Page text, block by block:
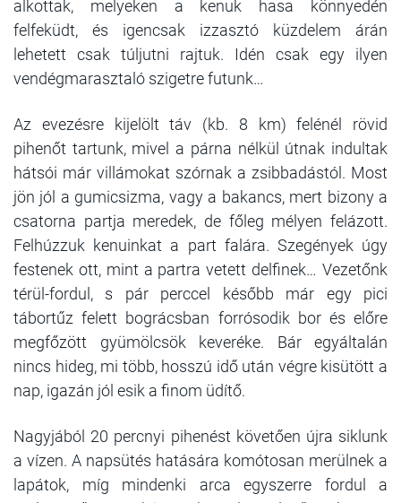
alkottak, melyeken a kenuk hasa könnyedén
felfeküdt, és igencsak izzasztó küzdelem árán
lehetett csak túljutni rajtuk. Idén csak egy ilyen
vendégmarasztaló szigetre futunk…
Az evezésre kijelölt táv (kb. 8 km) felénél rövid
pihenőt tartunk, mivel a párna nélkül útnak indultak
hátsói már villámokat szórnak a zsibbadástól. Most
jön jól a gumicsizma, vagy a bakancs, mert bizony a
csatorna partja meredek, de főleg mélyen felázott.
Felhúzzuk kenuinkat a part falára. Szegények úgy
festenek ott, mint a partra vetett delfinek… Vezetőnk
térül-fordul, s pár perccel később már egy pici
tábortűz felett bográcsban forrósodik bor és előre
megfőzött gyümölcsök keveréke. Bár egyáltalán
nincs hideg, mi több, hosszú idő után végre kisütött a
nap, igazán jól esik a finom üdítő.
Nagyjából 20 percnyi pihenést követően újra siklunk
a vízen. A napsütés hatására komótosan merülnek a
lapátok, míg mindenki arca egyszerre fordul a